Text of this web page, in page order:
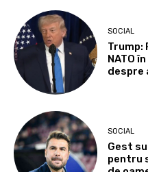
SOCIAL
Trump:
NATO
despre
SOCIAL
Gest
pentru